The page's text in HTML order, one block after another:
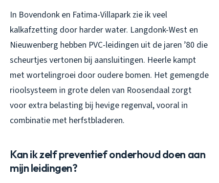
In Bovendonk en Fatima-Villapark zie ik veel
kalkafzetting door harder water. Langdonk-West en
Nieuwenberg hebben PVC-leidingen uit de jaren ’80 die
scheurtjes vertonen bij aansluitingen. Heerle kampt
met wortelingroei door oudere bomen. Het gemengde
rioolsysteem in grote delen van Roosendaal zorgt
voor extra belasting bij hevige regenval, vooral in
combinatie met herfstbladeren.
Kan ik zelf preventief onderhoud doen aan
mijn leidingen?